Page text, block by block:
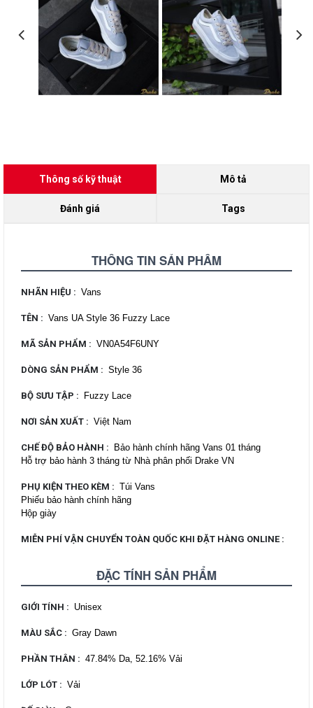
Thông số kỹ thuật Mô tả
Đánh giá Tags
THÔNG TIN SẢN PHẨM
NHÃN HIỆU : Vans
TÊN : Vans UA Style 36 Fuzzy Lace
MÃ SẢN PHẨM : VN0A54F6UNY
DÒNG SẢN PHẨM : Style 36
BỘ SƯU TẬP : Fuzzy Lace
NƠI SẢN XUẤT : Việt Nam
CHẾ ĐỘ BẢO HÀNH :
Bảo hành chính hãng Vans 01 tháng
Hỗ trợ bảo hành 3 tháng từ Nhà phân phối Drake VN
PHỤ KIỆN THEO KÈM : Túi Vans
Phiếu bảo hành chính hãng
Hộp giày
MIỄN PHÍ VẬN CHUYỂN TOÀN QUỐC KHI ĐẶT HÀNG ONLINE :
ĐẶC TÍNH SẢN PHẨM
GIỚI TÍNH : Unisex
MÀU SẮC : Gray Dawn
PHẦN THÂN : 47.84% Da, 52.16% Vải
LỚP LÓT : Vải